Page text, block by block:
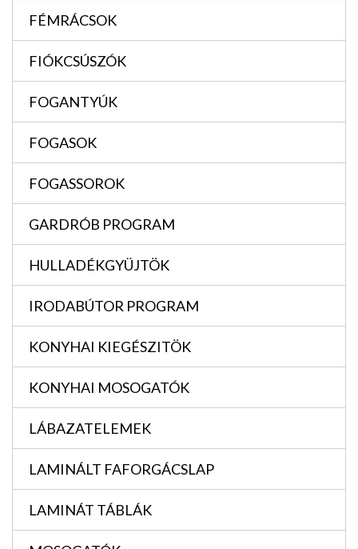
FÉMRÁCSOK
FIÓKCSÚSZÓK
FOGANTYÚK
FOGASOK
FOGASSOROK
GARDRÓB PROGRAM
HULLADÉKGYÜJTÖK
IRODABÚTOR PROGRAM
KONYHAI KIEGÉSZITÖK
KONYHAI MOSOGATÓK
LÁBAZATELEMEK
LAMINÁLT FAFORGÁCSLAP
LAMINÁT TÁBLÁK